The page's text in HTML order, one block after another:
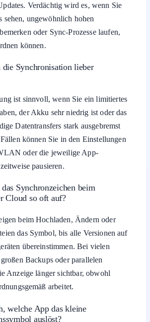
Verdächtig wird es, wenn Sie
sehen, ungewöhnlich hohen
oder Sync-Prozesse laufen,
können.
Synchronisation lieber
ist sinnvoll, wenn Sie ein limitiertes
der Akku sehr niedrig ist oder das
Datentransfers stark ausgebremst
können Sie in den Einstellungen
oder die jeweilige App-
pausieren.
Synchronzeichen beim
Cloud so oft auf?
beim Hochladen, Ändern oder
das Symbol, bis alle Versionen auf
übereinstimmen. Bei vielen
Backups oder parallelen
Anzeige länger sichtbar, obwohl
arbeitet.
welche App das kleine
auslöst?